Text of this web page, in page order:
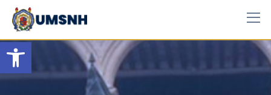
Open toolbar
Skip
content